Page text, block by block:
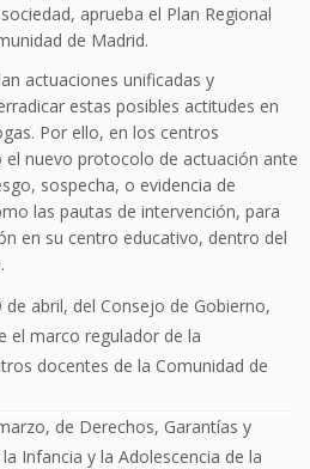
aprueba el Plan Regional
de Madrid.
actuaciones unificadas y
estas posibles actitudes en
Por ello, en los centros
el nuevo protocolo de actuación ante
sospecha, o evidencia de
las pautas de intervención, para
en su centro educativo, dentro del
abril, del Consejo de Gobierno,
el marco regulador de la
docentes de la Comunidad de
de Derechos, Garantías y
Infancia y la Adolescencia de la